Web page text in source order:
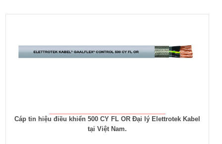
Cáp tin hiệu điều khiển 500 CY FL OR Đại lý Elettrotek Kabel
tại Việt Nam.